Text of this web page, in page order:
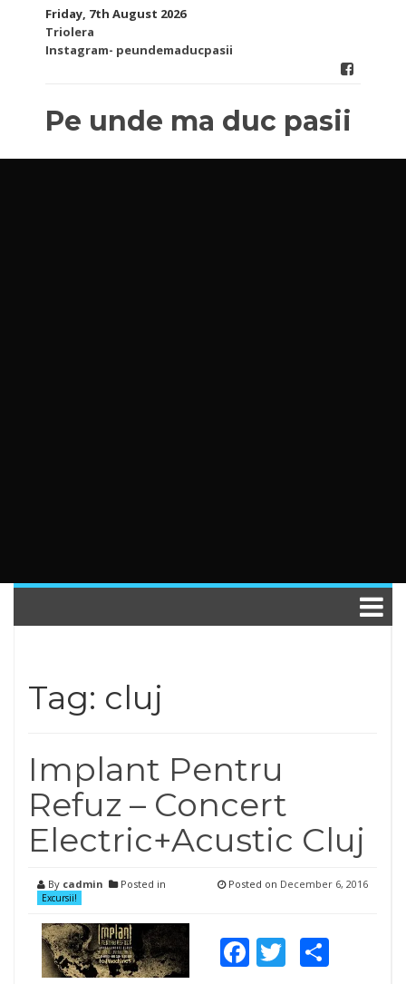
Friday, 7th August 2026
Triolera
Instagram- peundemaducpasii
Pe unde ma duc pasii
Tag: cluj
Implant Pentru
Refuz – Concert
Electric+Acustic Cluj
By cadmin Posted in
Excursii!
Posted on December 6, 2016
Facebook
TwitterShare